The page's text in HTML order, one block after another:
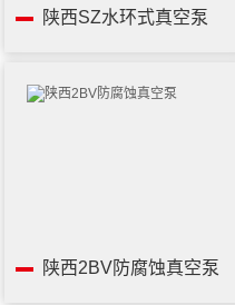
陕西SZ水环式真空泵
陕西2BV防腐蚀真空泵